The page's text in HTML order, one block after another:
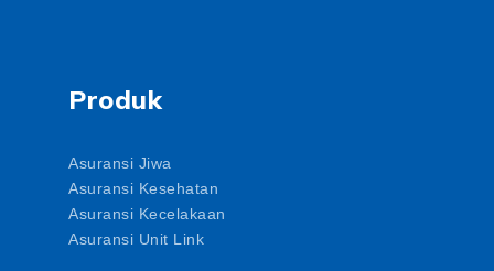
Produk
Asuransi Jiwa
Asuransi Kesehatan
Asuransi Kecelakaan
Asuransi Unit Link